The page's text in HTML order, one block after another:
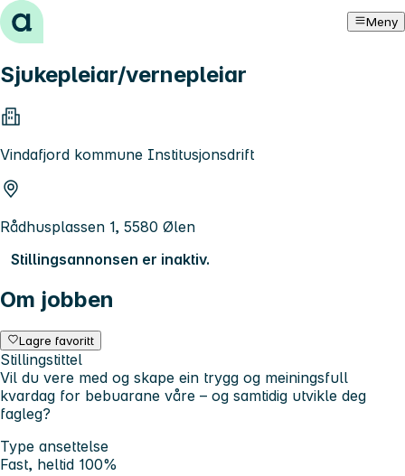
Hopp til innhold Meny
Sjukepleiar/vernepleiar
Vindafjord kommune Institusjonsdrift
Rådhusplassen 1, 5580 Ølen
Stillingsannonsen er inaktiv.
Om jobben
Lagre favoritt
Stillingstittel
Vil du vere med og skape ein trygg og meiningsfull
kvardag for bebuarane våre – og samtidig utvikle deg
fagleg?
Type ansettelse
Fast, heltid 100%